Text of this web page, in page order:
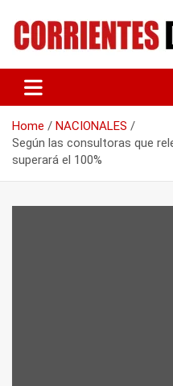
content
CORRIENTES
Home
NACIONALES
Según las consultoras que
superará el 100%